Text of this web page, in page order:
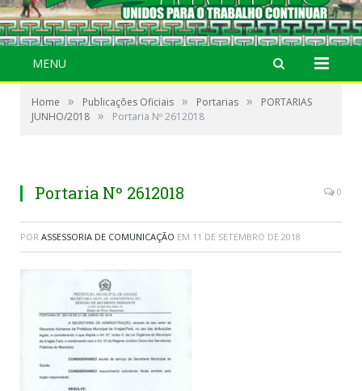
MENU
Home » Publicações Oficiais » Portarias »
PORTARIAS
JUNHO/2018 » Portaria Nº 2612018
Portaria Nº 2612018 0
POR ASSESSORIA DE COMUNICAÇÃO EM 11 DE SETEMBRO DE 2018